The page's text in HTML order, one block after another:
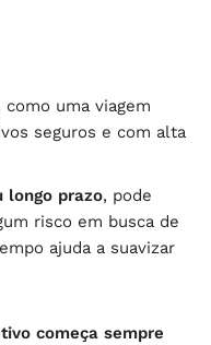
como uma viagem
seguros e com alta
longo prazo, pode
risco em busca de
ajuda a suavizar
começa sempre